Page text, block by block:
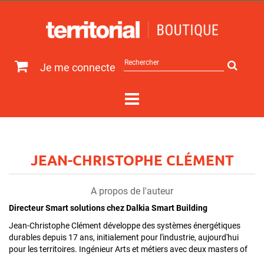
Je me connecte
sur
JEAN-CHRISTOPHE CLÉMENT
A propos de l'auteur
Directeur Smart solutions chez Dalkia Smart Building
Jean-Christophe Clément développe des systèmes énergétiques
durables depuis 17 ans, initialement pour l'industrie, aujourd'hui
pour les territoires. Ingénieur Arts et métiers avec deux masters of